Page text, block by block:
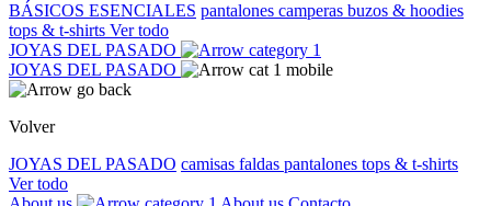
BÁSICOS ESENCIALES pantalones camperas buzos & hoodies
tops & t-shirts Ver todo
JOYAS DEL PASADO
JOYAS DEL PASADO
Volver
JOYAS DEL PASADO camisas faldas pantalones tops & t-shirts
Ver todo